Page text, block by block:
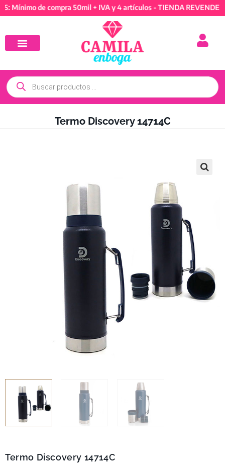
Mínimo de compra 50mil + IVA y 4 artículos - TIENDA
Termo Discovery 14714C
Termo Discovery 14714C